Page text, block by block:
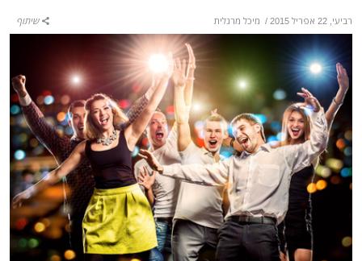
רביעי, 22 אפריל 2015 / מיכל מרגלית שיתוף